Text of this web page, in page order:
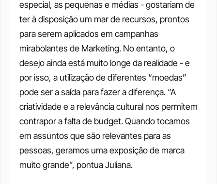
especial, as pequenas e médias - gostariam de
ter à disposição um mar de recursos, prontos
para serem aplicados em campanhas
mirabolantes de Marketing. No entanto, o
desejo ainda está muito longe da realidade - e
por isso, a utilização de diferentes “moedas”
pode ser a saída para fazer a diferença. “A
criatividade e a relevância cultural nos permitem
contrapor a falta de budget. Quando tocamos
em assuntos que são relevantes para as
pessoas, geramos uma exposição de marca
muito grande”, pontua Juliana.